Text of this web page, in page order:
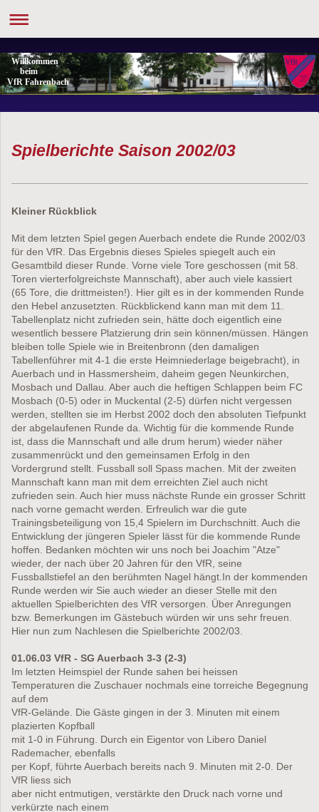
Willkommen
beim
VfR Fahrenbach
Spielberichte Saison 2002/03
Kleiner Rückblick
Mit dem letzten Spiel gegen Auerbach endete die Runde 2002/03
für den VfR. Das Ergebnis dieses Spieles spiegelt auch ein
Gesamtbild dieser Runde. Vorne viele Tore geschossen (mit 58.
Toren vierterfolgreichste Mannschaft), aber auch viele kassiert
(65 Tore, die drittmeisten!). Hier gilt es in der kommenden Runde
den Hebel anzusetzten. Rückblickend kann man mit dem 11.
Tabellenplatz nicht zufrieden sein, hätte doch eigentlich eine
wesentlich bessere Platzierung drin sein können/müssen. Hängen
bleiben tolle Spiele wie in Breitenbronn (den damaligen
Tabellenführer mit 4-1 die erste Heimniederlage beigebracht), in
Auerbach und in Hassmersheim, daheim gegen Neunkirchen,
Mosbach und Dallau. Aber auch die heftigen Schlappen beim FC
Mosbach (0-5) oder in Muckental (2-5) dürfen nicht vergessen
werden, stellten sie im Herbst 2002 doch den absoluten Tiefpunkt
der abgelaufenen Runde da. Wichtig für die kommende Runde
ist, dass die Mannschaft und alle drum herum) wieder näher
zusammenrückt und den gemeinsamen Erfolg in den
Vordergrund stellt. Fussball soll Spass machen. Mit der zweiten
Mannschaft kann man mit dem erreichten Ziel auch nicht
zufrieden sein. Auch hier muss nächste Runde ein grosser Schritt
nach vorne gemacht werden. Erfreulich war die gute
Trainingsbeteiligung von 15,4 Spielern im Durchschnitt. Auch die
Entwicklung der jüngeren Spieler lässt für die kommende Runde
hoffen. Bedanken möchten wir uns noch bei Joachim "Atze"
wieder, der nach über 20 Jahren für den VfR, seine
Fussballstiefel an den berühmten Nagel hängt.In der kommenden
Runde werden wir Sie auch wieder an dieser Stelle mit den
aktuellen Spielberichten des VfR versorgen. Über Anregungen
bzw. Bemerkungen im Gästebuch würden wir uns sehr freuen.
Hier nun zum Nachlesen die Spielberichte 2002/03.
01.06.03 VfR - SG Auerbach 3-3 (2-3)
Im letzten Heimspiel der Runde sahen bei heissen
Temperaturen die Zuschauer nochmals eine torreiche Begegnung
auf dem
VfR-Gelände. Die Gäste gingen in der 3. Minuten mit einem
plazierten Kopfball
mit 1-0 in Führung. Durch ein Eigentor von Libero Daniel
Rademacher, ebenfalls
per Kopf, führte Auerbach bereits nach 9. Minuten mit 2-0. Der
VfR liess sich
aber nicht entmutigen, verstärkte den Druck nach vorne und
verkürzte nach einem